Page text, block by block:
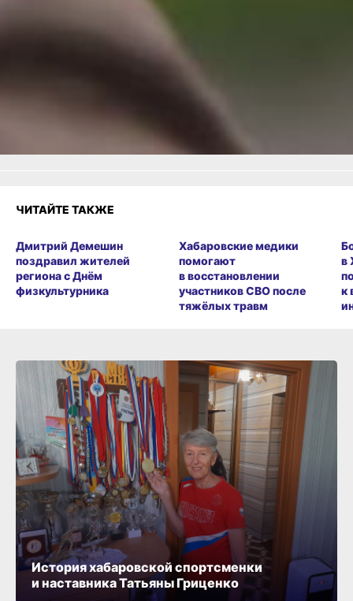
ЧИТАЙТЕ ТАКЖЕ
Дмитрий Демешин
поздравил жителей
региона с Днём
физкультурника
Хабаровские медики
помогают
в восстановлении
участников СВО после
тяжёлых травм
в
к
История хабаровской спортсменки
и наставника Татьяны Гриценко